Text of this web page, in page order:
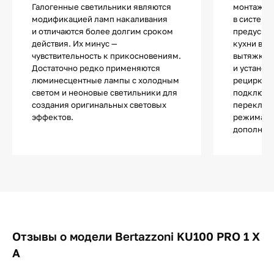
Галогенные светильники являются
модификацией ламп накаливания
и отличаются более долгим сроком
действия. Их минус —
чувствительность к прикосновениям.
Достаточно редко применяются
люминесцентные лампы с холодным
светом и неоновые светильники для
создания оригинальных световых
эффектов.
монтажа.
в
кухни вы
вытяжку
и
режима в
Отзывы о модели Bertazzoni KU100 PRO 1 X
A